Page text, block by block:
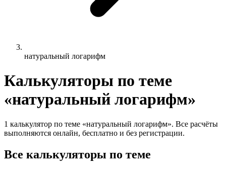
натуральный логарифм
Калькуляторы по теме
«натуральный логарифм»
1 калькулятор по теме «натуральный логарифм». Все расчёты
выполняются онлайн, бесплатно и без регистрации.
Все калькуляторы по теме